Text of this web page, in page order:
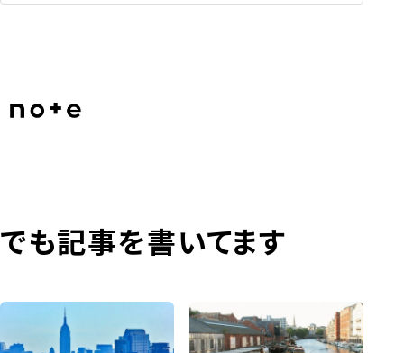
でも記事を書いてます